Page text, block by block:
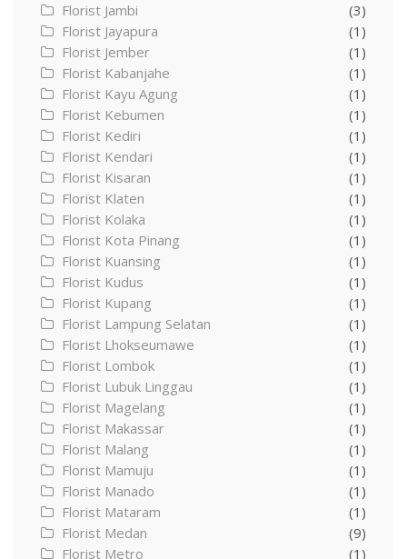
Florist Jambi
(3)
Florist Jayapura
(1)
Florist Jember
(1)
Florist Kabanjahe
(1)
Florist Kayu Agung
(1)
Florist Kebumen
(1)
Florist Kediri
(1)
Florist Kendari
(1)
Florist Kisaran
(1)
Florist Klaten
(1)
Florist Kolaka
(1)
Florist Kota Pinang
(1)
Florist Kuansing
(1)
Florist Kudus
(1)
Florist Kupang
(1)
Florist Lampung Selatan
(1)
Florist Lhokseumawe
(1)
Florist Lombok
(1)
Florist Lubuk Linggau
(1)
Florist Magelang
(1)
Florist Makassar
(1)
Florist Malang
(1)
Florist Mamuju
(1)
Florist Manado
(1)
Florist Mataram
(1)
Florist Medan
(9)
Florist Metro
(1)